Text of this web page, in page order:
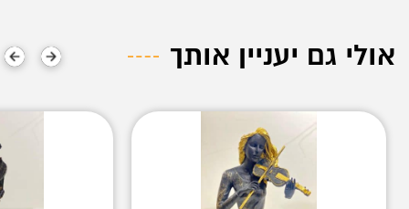
אולי גם יעניין אותך